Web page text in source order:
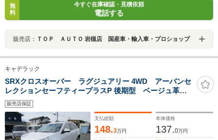
無
料
今すぐ在庫確認・見積依頼
電話する
販売店： ＴＯＰ ＡＵＴＯ 岩槻店 国産車・輸入車・プロショップ
キャデラック
SRXクロスオーバー ラグジュアリー 4WD アーバンセ
レクションセーフティープラスP 後期型 ベージュ革シ
ート 電動リアゲート オプションナビ フルセグ
Bluetooth バックカメラ メッキ純正18アルミホイル
ナビ更新済
販売店保証
支払総額
148.3万円
本体価格
137.0万円